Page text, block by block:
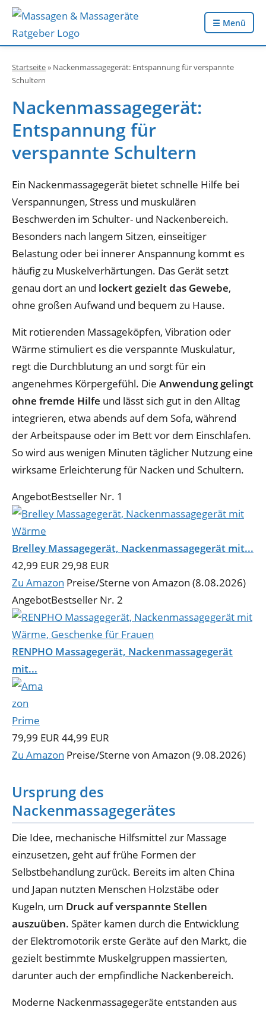
☰ Menü
Startseite» Nackenmassagegerät: Entspannung für verspannte
Schultern
Nackenmassagegerät:
Entspannung für
verspannte Schultern
Ein Nackenmassagegerät bietet schnelle Hilfe bei
Verspannungen, Stress und muskulären
Beschwerden im Schulter- und Nackenbereich.
Besonders nach langem Sitzen, einseitiger
Belastung oder bei innerer Anspannung kommt es
häufig zu Muskelverhärtungen. Das Gerät setzt
genau dort an und lockert gezielt das Gewebe,
ohne großen Aufwand und bequem zu Hause.
Mit rotierenden Massageköpfen, Vibration oder
Wärme stimuliert es die verspannte Muskulatur,
regt die Durchblutung an und sorgt für ein
angenehmes Körpergefühl. Die Anwendung gelingt
ohne fremde Hilfe und lässt sich gut in den Alltag
integrieren, etwa abends auf dem Sofa, während
der Arbeitspause oder im Bett vor dem Einschlafen.
So wird aus wenigen Minuten täglicher Nutzung eine
wirksame Erleichterung für Nacken und Schultern.
AngebotBestseller Nr. 1
Brelley Massagegerät, Nackenmassagegerät mit...
42,99 EUR 29,98 EUR
Zu Amazon Preise/Sterne von Amazon (8.08.2026)
AngebotBestseller Nr. 2
RENPHO Massagegerät, Nackenmassagegerät
mit...
79,99 EUR 44,99 EUR
Zu Amazon Preise/Sterne von Amazon (9.08.2026)
Ursprung des
Nackenmassagegerätes
Die Idee, mechanische Hilfsmittel zur Massage
einzusetzen, geht auf frühe Formen der
Selbstbehandlung zurück. Bereits im alten China
und Japan nutzten Menschen Holzstäbe oder
Kugeln, um Druck auf verspannte Stellen
auszuüben. Später kamen durch die Entwicklung
der Elektromotorik erste Geräte auf den Markt, die
gezielt bestimmte Muskelgruppen massierten,
darunter auch der empfindliche Nackenbereich.
Moderne Nackenmassagegeräte entstanden aus